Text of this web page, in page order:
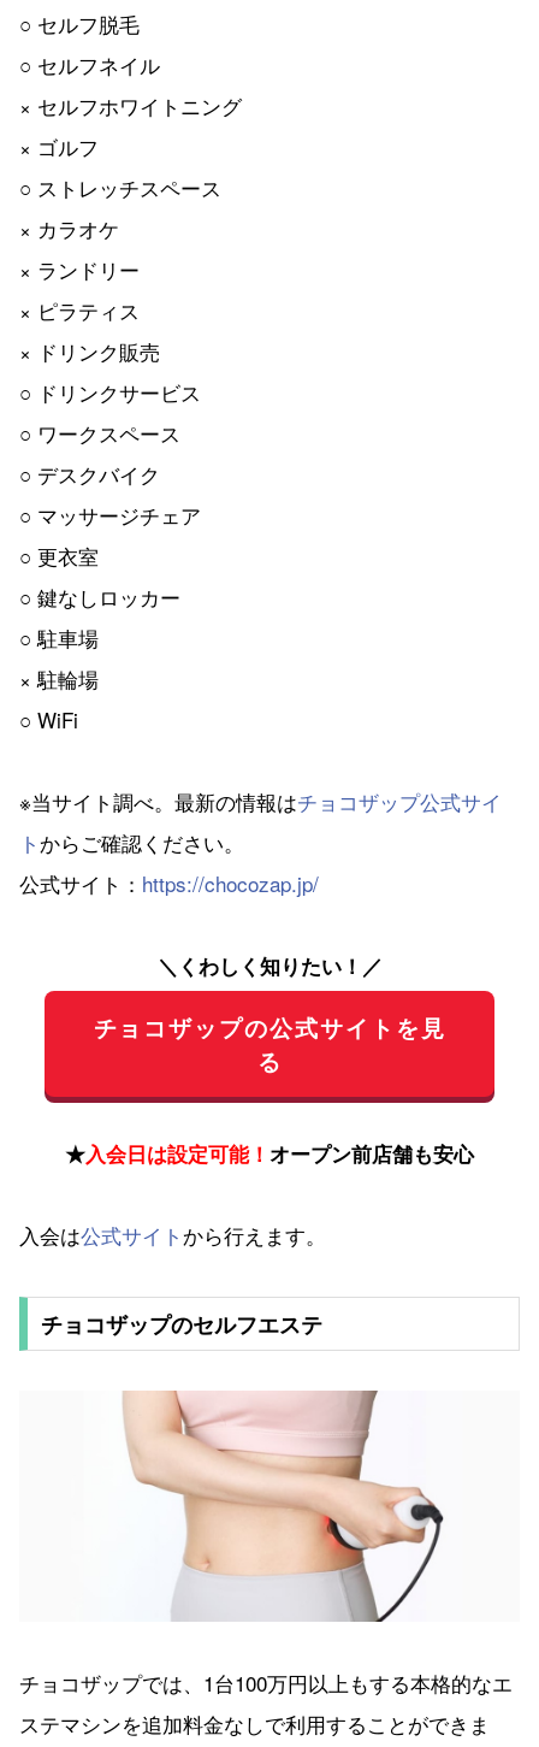
○ セルフ脱毛
○ セルフネイル
× セルフホワイトニング
× ゴルフ
○ ストレッチスペース
× カラオケ
× ランドリー
× ピラティス
× ドリンク販売
○ ドリンクサービス
○ ワークスペース
○ デスクバイク
○ マッサージチェア
○ 更衣室
○ 鍵なしロッカー
○ 駐車場
× 駐輪場
○ WiFi
※当サイト調べ。最新の情報はチョコザップ公式サイ
ト からご確認ください。
公式サイト： https://chocozap.jp/
＼くわしく知りたい！／
チョコザップの公式サイトを見
る
★入会日は設定可能！ オープン前店舗も安心
入会は公式サイト から行えます。
チョコザップのセルフエステ
チョコザップでは、1台100万円以上もする本格的なエ
ステマシンを追加料金なしで利用することができま